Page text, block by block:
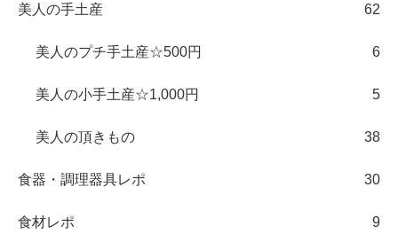
美人の手土産 62
美人のプチ手土産☆500円 6
美人の小手土産☆1,000円 5
美人の頂きもの 38
食器・調理器具レポ 30
食材レポ 9